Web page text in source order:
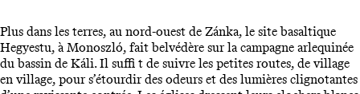
Plus dans les terres, au nord-ouest de Zánka, le site basaltique
Hegyestu, à Monoszló, fait belvédère sur la campagne arlequinée
du bassin de Káli. Il suffi t de suivre les petites routes, de village
en village, pour s’étourdir des odeurs et des lumières clignotantes